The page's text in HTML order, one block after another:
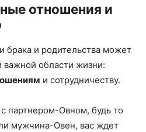
отношения и
брака и родительства может
важной области жизни:
и сотрудничеству.
партнером-Овном, будь то
мужчина-Овен, вас ждет